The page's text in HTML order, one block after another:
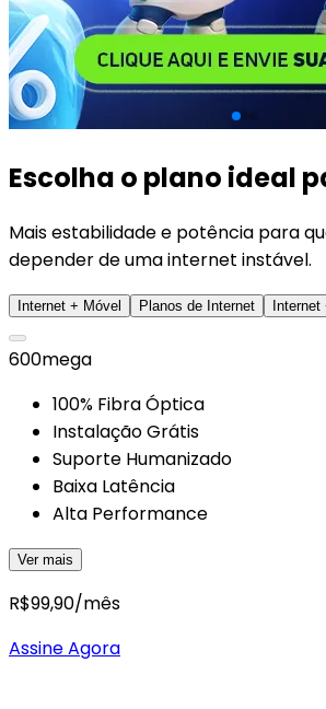
Escolha o plano ideal
Mais estabilidade e potência para
depender de uma internet instável.
Internet + Móvel Planos de Internet
600mega
100% Fibra Óptica
Instalação Grátis
Suporte Humanizado
Baixa Latência
Alta Performance
Ver mais
R$99,90/mês
Assine Agora